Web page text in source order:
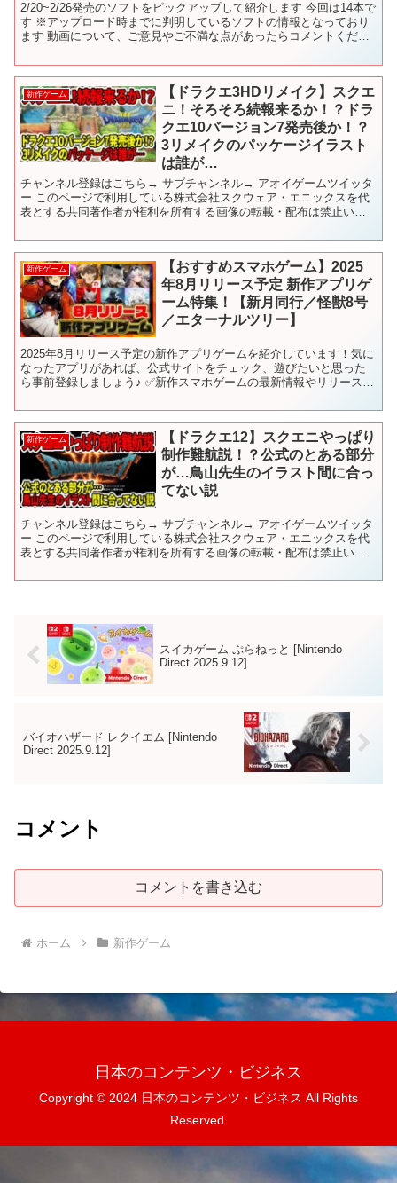
2/20~2/26発売のソフトをピックアップして紹介します 今回は14本で
す ※アップロード時までに判明しているソフトの情報となっており
ます 動画について、ご意見やご不満な点があったらコメントくださ
新作ゲーム
【ドラクエ3HDリメイク】スクエ
ニ！そろそろ続報来るか！？ドラ
クエ10バージョン7発売後か！？
3リメイクのパッケージイラスト
は誰が…
チャンネル登録はこちら→ サブチャンネル→ アオイゲームツイッタ
ー このページで利用している株式会社スクウェア・エニックスを代
表とする共同著作者が権利を所有する画像の転載・配布は禁止いた
新作ゲーム
【おすすめスマホゲーム】2025
年8月リリース予定 新作アプリゲ
ーム特集！【新月同行／怪獣8号
／エターナルツリー】
2025年8月リリース予定の新作アプリゲームを紹介しています！気に
なったアプリがあれば、公式サイトをチェック、遊びたいと思った
ら事前登録しましょう♪ ✅新作スマホゲームの最新情報やリリース日
新作ゲーム
【ドラクエ12】スクエニやっぱり
制作難航説！？公式のとある部分
が…鳥山先生のイラスト間に合っ
てない説
チャンネル登録はこちら→ サブチャンネル→ アオイゲームツイッタ
ー このページで利用している株式会社スクウェア・エニックスを代
表とする共同著作者が権利を所有する画像の転載・配布は禁止いた
スイカゲーム ぷらねっと [Nintendo
Direct 2025.9.12]
バイオハザード レクイエム [Nintendo
Direct 2025.9.12]
コメント
コメントを書き込む
ホーム 新作ゲーム
日本のコンテンツ・ビジネス
Copyright © 2024 日本のコンテンツ・ビジネス All Rights
Reserved.